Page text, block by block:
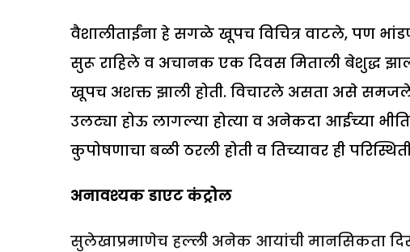
वैशालीताईंना हे सगळे खूपच विचित्र वाटले, पण
सुरू राहिले व अचानक एक दिवस मिताली बेशुद्ध
खूपच अशक्त झाली होती. विचारले असता असे
उलट्या होऊ लागल्या होत्या व अनेकदा आईच्या
कुपोषणाचा बळी ठरली होती व तिच्यावर ही
अनावश्यक डाएट कंट्रोल
सुलेखाप्रमाणेच हल्ली अनेक आयांची मानसिकता